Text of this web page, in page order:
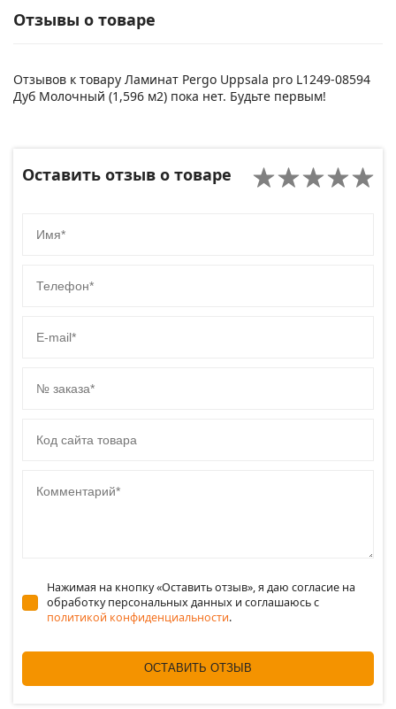
Отзывы о товаре
Отзывов к товару Ламинат Pergo Uppsala pro L1249-08594
Дуб Молочный (1,596 м2) пока нет. Будьте первым!
Оставить отзыв о товаре
Нажимая на кнопку «Оставить отзыв», я даю согласие на
обработку персональных данных и соглашаюсь c
политикой конфиденциальности.
ОСТАВИТЬ ОТЗЫВ